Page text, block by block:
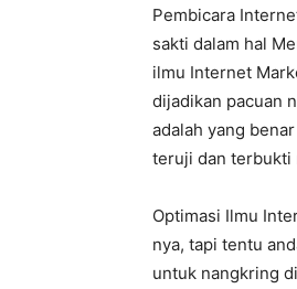
Pembicara
sakti dalam hal
ilmu Internet
dijadikan pacuan
adalah yang
teruji dan terbukti
Optimasi Ilmu
nya, tapi tentu
untuk nangkring